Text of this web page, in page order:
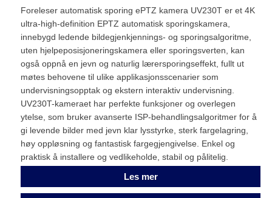
Foreleser automatisk sporing ePTZ kamera UV230T er et 4K
ultra-high-definition EPTZ automatisk sporingskamera,
innebygd ledende bildegjenkjennings- og sporingsalgoritme,
uten hjelpeposisjoneringskamera eller sporingsverten, kan
også oppnå en jevn og naturlig lærersporingseffekt, fullt ut
møtes behovene til ulike applikasjonsscenarier som
undervisningsopptak og ekstern interaktiv undervisning.
UV230T-kameraet har perfekte funksjoner og overlegen
ytelse, som bruker avanserte ISP-behandlingsalgoritmer for å
gi levende bilder med jevn klar lysstyrke, sterk fargelagring,
høy oppløsning og fantastisk fargegjengivelse. Enkel og
praktisk å installere og vedlikeholde, stabil og pålitelig.
Les mer